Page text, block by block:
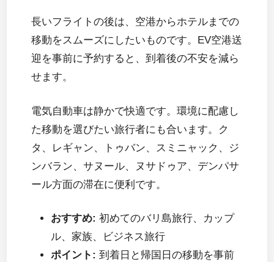
長いフライトの後は、空港からホテルまでの
移動をスムーズにしたいものです。EV空港送
迎を事前に予約すると、到着後の不安を減ら
せます。
電気自動車は静かで快適です。環境に配慮し
た移動を選びたい旅行者にも合います。ク
タ、レギャン、トゥバン、スミニャック、ジ
ンバラン、サヌール、ヌサドゥア、デンパサ
ール方面の滞在に便利です。
おすすめ: 初めてのバリ島旅行、カップ
ル、家族、ビジネス旅行
ポイント: 到着日と帰国日の移動を事前